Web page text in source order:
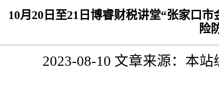
10月20日至21日博睿财税讲堂“张家口
险
2023-08-10 文章来源：本